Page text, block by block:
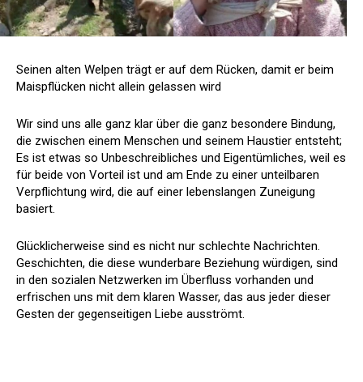
Seinen alten Welpen trägt er auf dem Rücken, damit er beim
Maispflücken nicht allein gelassen wird
Wir sind uns alle ganz klar über die ganz besondere Bindung,
die zwischen einem Menschen und seinem Haustier entsteht;
Es ist etwas so Unbeschreibliches und Eigentümliches, weil es
für beide von Vorteil ist und am Ende zu einer unteilbaren
Verpflichtung wird, die auf einer lebenslangen Zuneigung
basiert.
Glücklicherweise sind es nicht nur schlechte Nachrichten.
Geschichten, die diese wunderbare Beziehung würdigen, sind
in den sozialen Netzwerken im Überfluss vorhanden und
erfrischen uns mit dem klaren Wasser, das aus jeder dieser
Gesten der gegenseitigen Liebe ausströmt.